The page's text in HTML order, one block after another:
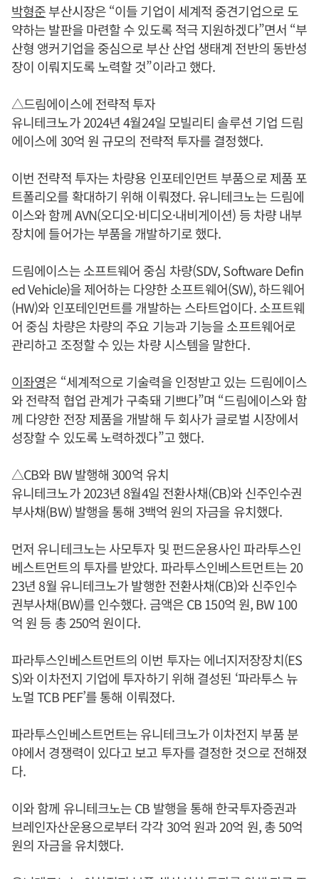
박형준부산시장은 “이들 기업이 세계적 중견기업으로 도
약하는 발판을 마련할 수 있도록 적극 지원하겠다”면서 “부
산형 앵커기업을 중심으로 부산 산업 생태계 전반의 동반성
장이 이뤄지도록 노력할 것”이라고 했다.
△드림에이스에 전략적 투자
유니테크노가 2024년 4월24일 모빌리티 솔루션 기업 드림
에이스에 30억 원 규모의 전략적 투자를 결정했다.
이번 전략적 투자는 차량용 인포테인먼트 부품으로 제품 포
트폴리오를 확대하기 위해 이뤄졌다. 유니테크노는 드림에
이스와 함께 AVN(오디오·비디오·내비게이션) 등 차량 내부
장치에 들어가는 부품을 개발하기로 했다.
드림에이스는 소프트웨어 중심 차량(SDV, Software Defin
ed Vehicle)을 제어하는 다양한 소프트웨어(SW), 하드웨어
(HW)와 인포테인먼트를 개발하는 스타트업이다. 소프트웨
어 중심 차량은 차량의 주요 기능과 기능을 소프트웨어로
관리하고 조정할 수 있는 차량 시스템을 말한다.
이좌영은 “세계적으로 기술력을 인정받고 있는 드림에이스
와 전략적 협업 관계가 구축돼 기쁘다”며 “드림에이스와 함
께 다양한 전장 제품을 개발해 두 회사가 글로벌 시장에서
성장할 수 있도록 노력하겠다”고 했다.
△CB와 BW 발행해 300억 유치
유니테크노가 2023년 8월4일 전환사채(CB)와 신주인수권
부사채(BW) 발행을 통해 3백억 원의 자금을 유치했다.
먼저 유니테크노는 사모투자 및 펀드운용사인 파라투스인
베스트먼트의 투자를 받았다. 파라투스인베스트먼트는 20
23년 8월 유니테크노가 발행한 전환사채(CB)와 신주인수
권부사채(BW)를 인수했다. 금액은 CB 150억 원, BW 100
억 원 등 총 250억 원이다.
파라투스인베스트먼트의 이번 투자는 에너지저장장치(ES
S)와 이차전지 기업에 투자하기 위해 결성된 ‘파라투스 뉴
노멀 TCB PEF’를 통해 이뤄졌다.
파라투스인베스트먼트는 유니테크노가 이차전지 부품 분
야에서 경쟁력이 있다고 보고 투자를 결정한 것으로 전해졌
다.
이와 함께 유니테크노는 CB 발행을 통해 한국투자증권과
브레인자산운용으로부터 각각 30억 원과 20억 원, 총 50억
원의 자금을 유치했다.